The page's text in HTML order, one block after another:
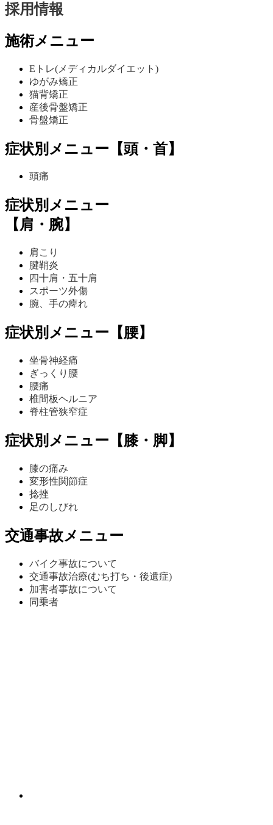
採用情報
施術メニュー
Eトレ(メディカルダイエット)
ゆがみ矯正
猫背矯正
産後骨盤矯正
骨盤矯正
症状別メニュー【頭・首】
頭痛
症状別メニュー
【肩・腕】
肩こり
腱鞘炎
四十肩・五十肩
スポーツ外傷
腕、手の痺れ
症状別メニュー【腰】
坐骨神経痛
ぎっくり腰
腰痛
椎間板ヘルニア
脊柱管狭窄症
症状別メニュー【膝・脚】
膝の痛み
変形性関節症
捻挫
足のしびれ
交通事故メニュー
バイク事故について
交通事故治療(むち打ち・後遺症)
加害者事故について
同乗者